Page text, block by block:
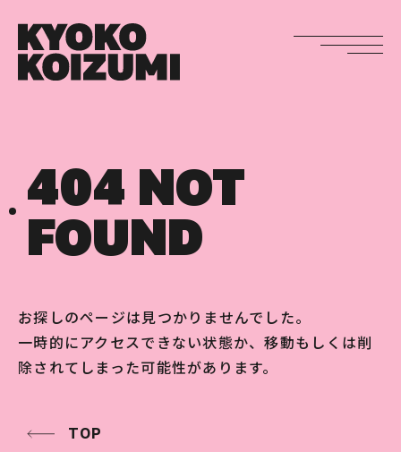
404 NOT
FOUND
お探しのページは見つかりませんでした。
一時的にアクセスできない状態か、移動もしくは削
除されてしまった可能性があります。
TOP